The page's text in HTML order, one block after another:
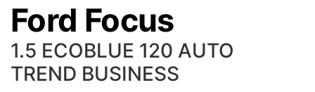
Ford Focus
1.5 ECOBLUE 120 AUTO
TREND BUSINESS